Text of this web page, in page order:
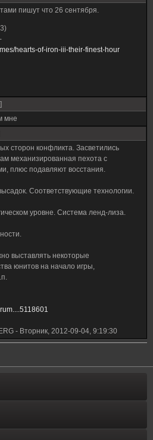
пишут что 26 сентября.
hearts-of-iron-iii-their-finest-hour
мне
сторон конфликта. Засветились
механизированная пехота с
плюс подавляют восстания.
Соответствующие технологии.
уровне. Система ленд-лиза.
выставлять некоторые
юнитов на начало игры,
- Вторник, 2012-09-04, 9:19:30